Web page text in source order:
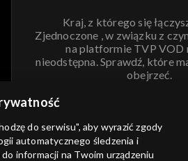
Kraj, z którego się
Zjednoczone , w związku z
na platformie TVP VOD
nieodstępna. Sprawdź, które
obejrzeć.
ANULUJ
do serwisu", aby wyrazić zgody
automatycznego śledzenia i
informacji na Twoim urządzeniu